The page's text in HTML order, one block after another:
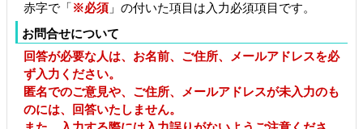
赤字で「※必須 」の付いた項目は入力必須項目です。
お問合せについて
回答が必要な人は、お名前、ご住所、メールアドレスを必
ず入力ください。
匿名でのご意見や、ご住所、メールアドレスが未入力のも
のには、回答いたしません。